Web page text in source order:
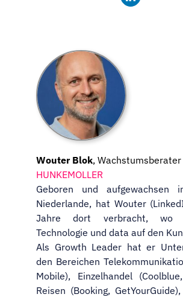
Wouter Blok, Wachstumsberater
HUNKEMOLLER
Geboren und aufgewachsen
Niederlande, hat Wouter
Jahre dort verbracht, wo
Technologie und data auf den
Als Growth Leader hat er
den Bereichen
Mobile), Einzelhandel
Reisen (Booking,